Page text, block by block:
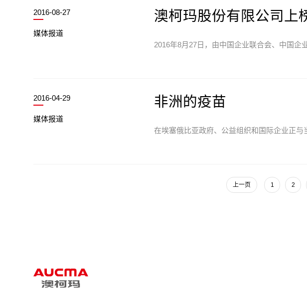
2016-08-27
媒体报道
澳柯玛股份有限公司上
2016年8月27日，由中国企业联合会、中国企
2016-04-29
媒体报道
非洲的疫苗
在埃塞俄比亚政府、公益组织和国际企业正与
上一页 1 2